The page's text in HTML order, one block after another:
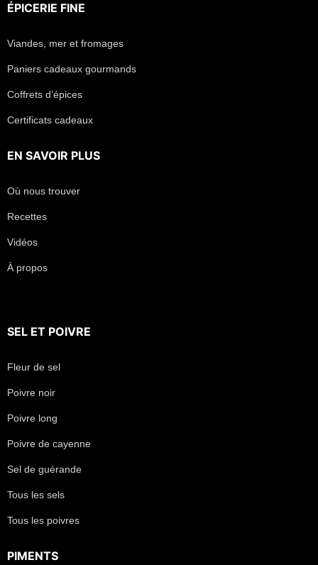
ÉPICERIE FINE
Viandes, mer et fromages
Paniers cadeaux gourmands
Coffrets d’épices
Certificats cadeaux
EN SAVOIR PLUS
Où nous trouver
Recettes
Vidéos
À propos
SEL ET POIVRE
Fleur de sel
Poivre noir
Poivre long
Poivre de cayenne
Sel de guérande
Tous les sels
Tous les poivres
PIMENTS